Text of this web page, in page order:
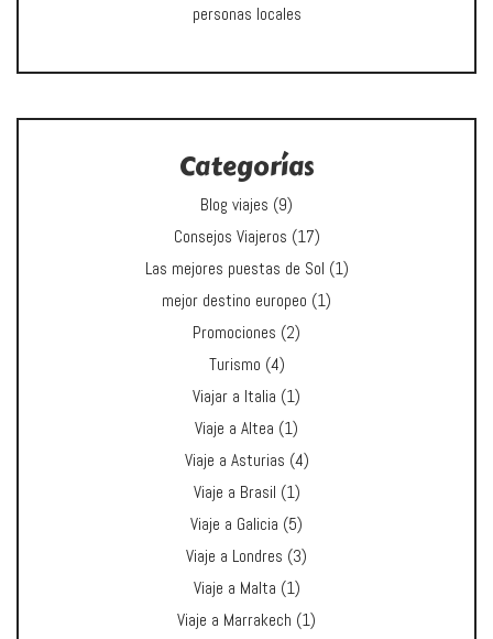
personas locales
Categorías
Blog viajes (9)
Consejos Viajeros (17)
Las mejores puestas de Sol (1)
mejor destino europeo (1)
Promociones (2)
Turismo (4)
Viajar a Italia (1)
Viaje a Altea (1)
Viaje a Asturias (4)
Viaje a Brasil (1)
Viaje a Galicia (5)
Viaje a Londres (3)
Viaje a Malta (1)
Viaje a Marrakech (1)